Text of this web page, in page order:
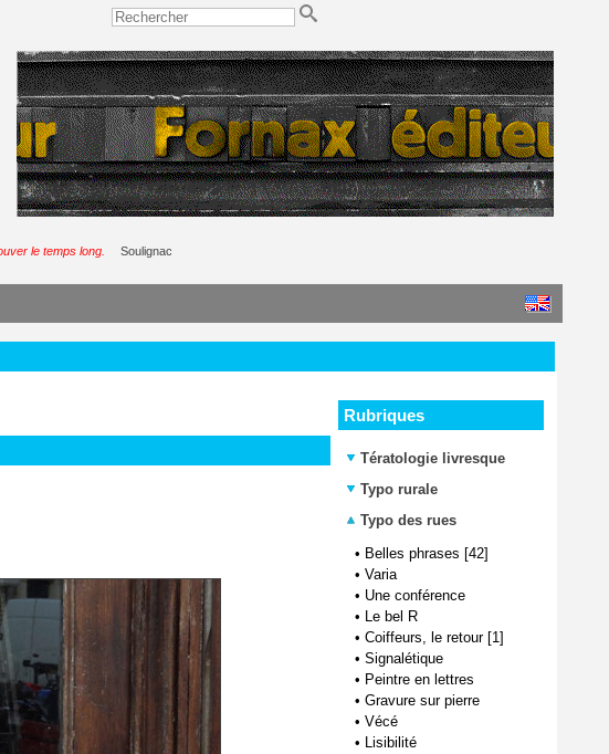
le temps long. Soulignac
Rubriques
Tératologie livresque
Typo rurale
Typo des rues
• Belles phrases [42]
• Varia
• Une conférence
• Le bel R
• Coiffeurs, le retour [1]
• Signalétique
• Peintre en lettres
• Gravure sur pierre
• Vécé
• Lisibilité